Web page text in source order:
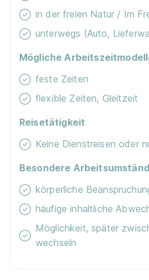
in der freien Natur / Im
unterwegs (Auto,
Mögliche
feste Zeiten
flexible Zeiten, Gleitzeit
Reisetätigkeit
Keine Dienstreisen oder
Besondere
körperliche
häufige inhaltliche
Möglichkeit, später
wechseln